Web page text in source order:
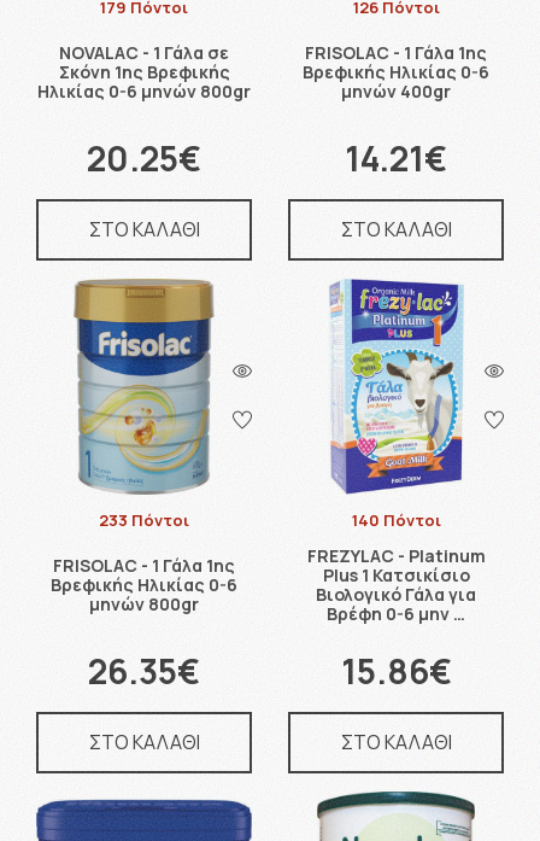
179 Πόντοι
NOVALAC - 1 Γάλα σε
Σκόνη 1ης Βρεφικής
Ηλικίας 0-6 μηνών 800gr
20.25€
ΣΤΟ ΚΑΛΑΘΙ
126 Πόντοι
FRISOLAC - 1 Γάλα 1ης
Βρεφικής Ηλικίας 0-6
μηνών 400gr
14.21€
ΣΤΟ ΚΑΛΑΘΙ
233 Πόντοι
FRISOLAC - 1 Γάλα 1ης
Βρεφικής Ηλικίας 0-6
μηνών 800gr
26.35€
ΣΤΟ ΚΑΛΑΘΙ
140 Πόντοι
FREZYLAC - Platinum
Plus 1 Κατσικίσιο
Βιολογικό Γάλα για
Βρέφη 0-6 μην …
15.86€
ΣΤΟ ΚΑΛΑΘΙ